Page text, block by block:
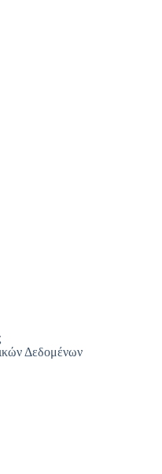
Δεδομένων